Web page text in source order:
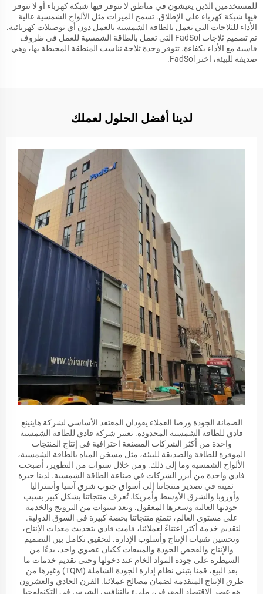
للمستخدمين الذين يعيشون في مناطق لا تتوفر فيها شبكة كهرباء أو لا تتوفر
فيها شبكة كهرباء على الإطلاق. تسمح الميزات مثل الألواح الشمسية عالية
الأداء للثلاجات التي تعمل بالطاقة الشمسية بالعمل دون أي توصيلات كهربائية.
تم تصميم ثلاجات FadSol التي تعمل بالطاقة الشمسية للعمل في ظروف
قاسية مع الأداء بكفاءة. تتوفر وحدة ثلاجة تناسب المنطقة المحيطة بها، وهي
صديقة للبيئة، اختر FadSol.
لدينا أفضل الحلول لعملك
الضمانة الجودة ورضا العملاء يقودان المعتقد الأساسي لشركة هاينينغ
فادي للطاقة الشمسية المحدودة. تعتبر شركة فادي للطاقة الشمسية
واحدة من أكثر الشركات المصنعة احترافية في إنتاج المنتجات
الموفرة للطاقة والصديقة للبيئة، مثل مسخن المياه بالطاقة الشمسية،
الألواح الشمسية وما إلى ذلك. ومن خلال سنوات من التطوير، أصبحت
فادي واحدة من أبرز الشركات في صناعة الطاقة الشمسية. لدينا خبرة
ثمينة في تصدير منتجاتنا إلى أسواق جنوب شرق آسيا وأستراليا
وأوروبا والشرق الأوسط وأمريكا. تُعرف منتجاتنا بشكل كبير بسبب
جودتها العالية وسعرها المعقول. وبعد سنوات من الترويج والخدمة
على مستوى العالم، تتمتع منتجاتنا بحصة كبيرة في السوق الدولية.
لتقديم خدمة أكثر اعتناءً لعملائنا، قامت فادي بتحديث معدات الإنتاج،
وتحسين تقنيات الإنتاج وأسلوب الإدارة. لتحقيق تكامل بين التصميم
والإنتاج والفحص الجودة والمبيعات ككيان عضوي واحد، بدءًا من
السيطرة على جودة المواد الخام عند دخولها وحتى تقديم خدمات ما
بعد البيع، قمنا بتبني نظام إدارة الجودة الشاملة (TQM) وغيرها من
طرق الإنتاج المتقدمة لضمان مصالح عملائنا. القرن الحادي والعشرون
هو عصر الاقتصاد المعرفي، مليء بالتنافس الشرس في التكنولوجيا